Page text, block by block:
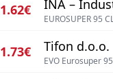
1.62€ INA –
EUROSUPER 95
1.73€ Tifon d.o.o.
EVO Eurosuper